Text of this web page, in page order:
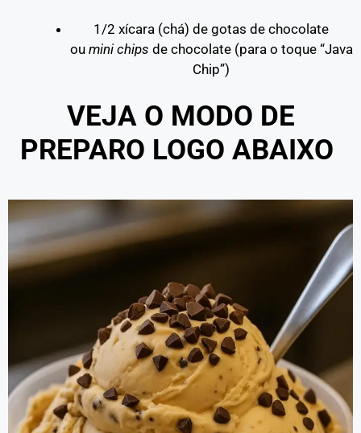
1/2 xícara (chá) de gotas de chocolate
ou mini chips de chocolate (para o toque “Java
Chip”)
VEJA O MODO DE
PREPARO LOGO ABAIXO